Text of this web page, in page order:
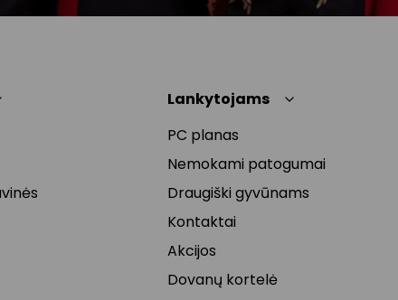
Lankytojams
PC planas
Nemokami patogumai
Draugiški gyvūnams
Kontaktai
Akcijos
Dovanų kortelė